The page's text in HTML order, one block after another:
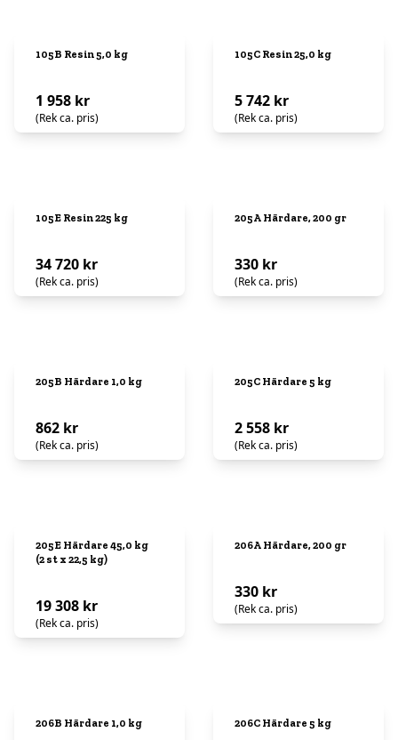
105B Resin 5,0 kg
1 958 kr
(Rek ca. pris)
105C Resin 25,0 kg
5 742 kr
(Rek ca. pris)
105E Resin 225 kg
34 720 kr
(Rek ca. pris)
205A Härdare, 200 gr
330 kr
(Rek ca. pris)
205B Härdare 1,0 kg
862 kr
(Rek ca. pris)
205C Härdare 5 kg
2 558 kr
(Rek ca. pris)
205E Härdare 45,0 kg
(2 st x 22,5 kg)
19 308 kr
(Rek ca. pris)
206A Härdare, 200 gr
330 kr
(Rek ca. pris)
206B Härdare 1,0 kg 206C Härdare 5 kg